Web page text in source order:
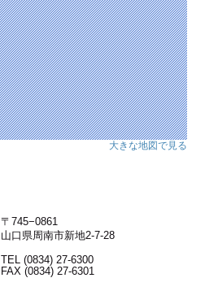
大きな地図で見る
〒745−0861
山口県周南市新地2-7-28
TEL (0834) 27-6300
FAX (0834) 27-6301